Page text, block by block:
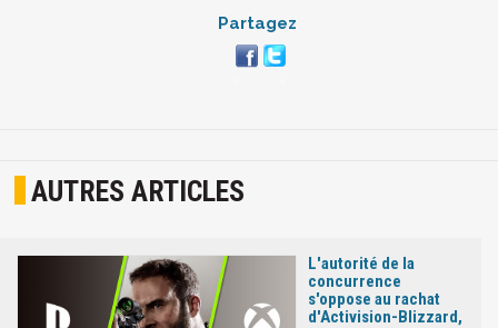
Partagez
AUTRES ARTICLES
L'autorité de la
concurrence
s'oppose au rachat
d'Activision-Blizzard,